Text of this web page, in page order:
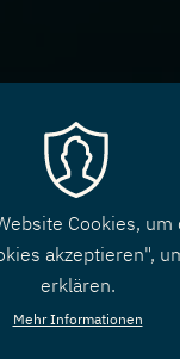
Cookies, um
akzeptieren",
erklären.
Mehr Informationen